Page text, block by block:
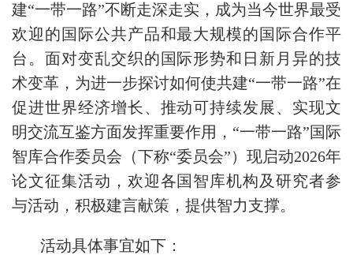
建“一带一路”不断走深走实，成为当今世界最受
欢迎的国际公共产品和最大规模的国际合作平
台。面对变乱交织的国际形势和日新月异的技
术变革，为进一步探讨如何使共建“一带一路”在
促进世界经济增长、推动可持续发展、实现文
明交流互鉴方面发挥重要作用，“一带一路”国际
智库合作委员会（下称“委员会”）现启动2026年
论文征集活动，欢迎各国智库机构及研究者参
与活动，积极建言献策，提供智力支撑。
活动具体事宜如下：